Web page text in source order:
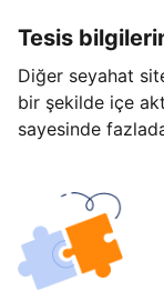
Tesis
Diğer seyahat
bir şekilde içe
sayesinde